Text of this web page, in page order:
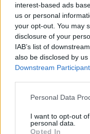
interest-based ads
us or personal
your opt-out. You may
disclosure of your
IAB’s list of
also be disclosed by
Downstream
Please note that this
not limited to your visit
grant or deny consent
Personal Data
I want to opt-out
personal data.
Opted In
Facebookot,
a derűs tekintetű
kifejezetten
középső
úgymond
rendszer
Bevallom,Balogh